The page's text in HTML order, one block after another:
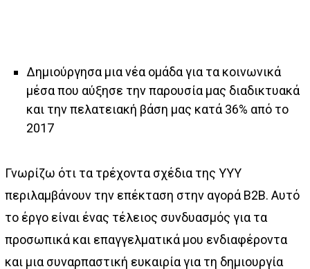
Δημιούργησα μια νέα ομάδα για τα κοινωνικά
μέσα που αύξησε την παρουσία μας διαδικτυακά
και την πελατειακή βάση μας κατά 36% από το
2017
Γνωρίζω ότι τα τρέχοντα σχέδια της YYY
περιλαμβάνουν την επέκταση στην αγορά B2B. Αυτό
το έργο είναι ένας τέλειος συνδυασμός για τα
προσωπικά και επαγγελματικά μου ενδιαφέροντα
και μια συναρπαστική ευκαιρία για τη δημιουργία